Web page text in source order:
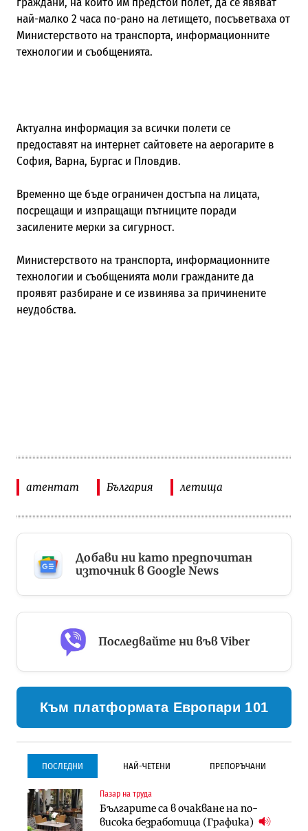
най-малко 2 часа по-рано на летището, посъветваха от
Министерството на транспорта, информационните
технологии и съобщенията.
Актуална информация за всички полети се
предоставят на интернет сайтовете на аерогарите в
София, Варна, Бургас и Пловдив.
Временно ще бъде ограничен достъпа на лицата,
посрещащи и изпращащи пътниците поради
засилените мерки за сигурност.
Министерството на транспорта, информационните
технологии и съобщенията моли гражданите да
проявят разбиране и се извинява за причинените
неудобства.
атентат България летища
Добави ни като предпочитан
източник в Google News
Последвайте ни във Viber
Към платформата Европари 101
ПОСЛЕДНИ НАЙ-ЧЕТЕНИ ПРЕПОРЪЧАНИ
Пазар на труда
Българите са в очакване на по-
висока безработица (Графика)
Градоустройство
Столична община избра
изпълнител за преместването на
Инфраструктура
Проектирането на тунела под
Петрохан ще върви паралелно с